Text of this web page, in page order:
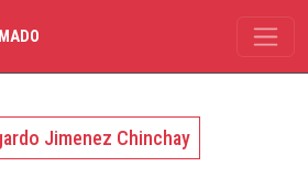
Jimenez Chinchay